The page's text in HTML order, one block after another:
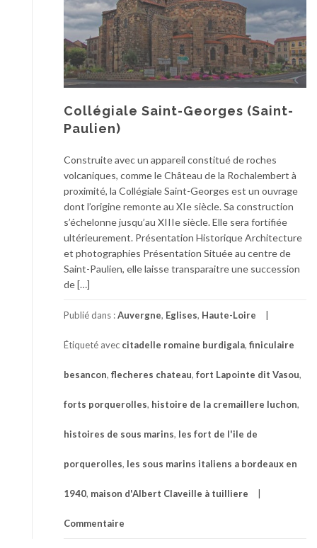
Collégiale Saint-Georges (Saint-
Paulien)
Construite avec un appareil constitué de roches
volcaniques, comme le Château de la Rochalembert à
proximité, la Collégiale Saint-Georges est un ouvrage
dont l’origine remonte au XIe siècle. Sa construction
s’échelonne jusqu’au XIIIe siècle. Elle sera fortifiée
ultérieurement. Présentation Historique Architecture
et photographies Présentation Située au centre de
Saint-Paulien, elle laisse transparaitre une succession
de […]
Publié dans :Auvergne, Eglises, Haute-Loire
Étiqueté avec citadelle romaine burdigala, finiculaire
besancon, flecheres chateau, fort Lapointe dit Vasou,
forts porquerolles, histoire de la cremaillere luchon,
histoires de sous marins, les fort de l'ile de
porquerolles, les sous marins italiens a bordeaux en
1940, maison d'Albert Claveille à tuilliere
Commentaire